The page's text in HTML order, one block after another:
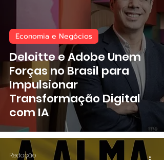
Deloitte e Adobe Unem
Forças no Brasil para
Impulsionar
Transformação Digital
com IA
Economia e Negócios
Redação